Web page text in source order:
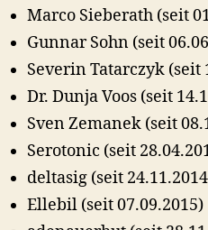
Marco Sieberath (seit
Gunnar Sohn (seit
Severin Tatarczyk (seit
Dr. Dunja Voos (seit
Sven Zemanek (seit
Serotonic (seit
deltasig (seit
Ellebil (seit 07.09.2015)